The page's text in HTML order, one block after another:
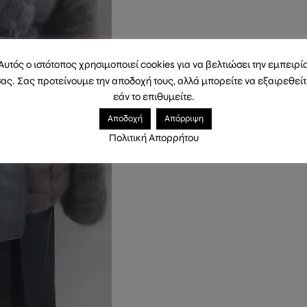
ο ιστότοπος χρησιμοποιεί cookies για να βελτιώσει την
Σας προτείνουμε την αποδοχή τους, αλλά μπορείτε να
εάν το επιθυμείτε.
Αποδοχή Απόρριψη
Πολιτική Απορρήτου